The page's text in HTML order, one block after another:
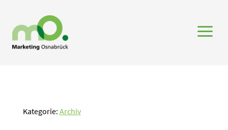
a
Kategorie: Archiv